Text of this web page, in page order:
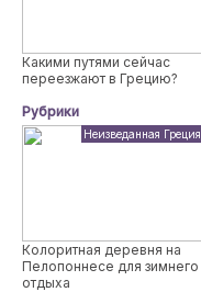
Какими путями сейчас
переезжают в Грецию?
Рубрики
Неизведанная Греция
Колоритная деревня на
Пелопоннесе для зимнего
отдыха